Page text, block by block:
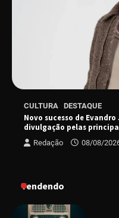
CULTURA DESTAQUE
Novo sucesso de
divulgação pelas
Redação 08/08/
Tendendo
do
do novo